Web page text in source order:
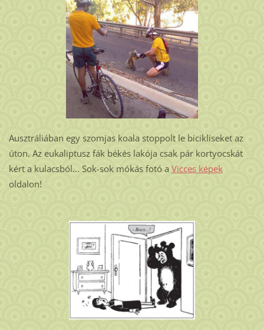
Ausztráliában egy szomjas koala stoppolt le bicikliseket az
úton. Az eukaliptusz fák békés lakója csak pár kortyocskát
kért a kulacsból... Sok-sok mókás fotó a Vicces képek
oldalon!